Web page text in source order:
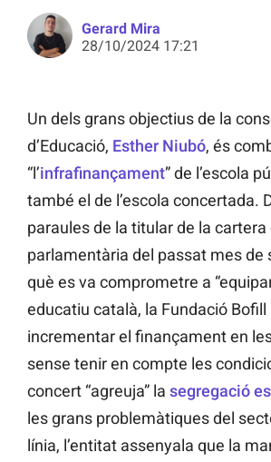
Gerard Mira
28/10/2024 17:21
Un dels grans objectius de la
d’Educació, Esther Niubó, és
“l’infrafinançament” de l’escola
també el de l’escola concertada.
paraules de la titular de la
parlamentària del passat mes de
què es va comprometre a
educatiu català, la Fundació Bofill
incrementar el finançament en
sense tenir en compte les
concert “agreuja” la segregació
les grans problemàtiques del
línia, l’entitat assenyala que la